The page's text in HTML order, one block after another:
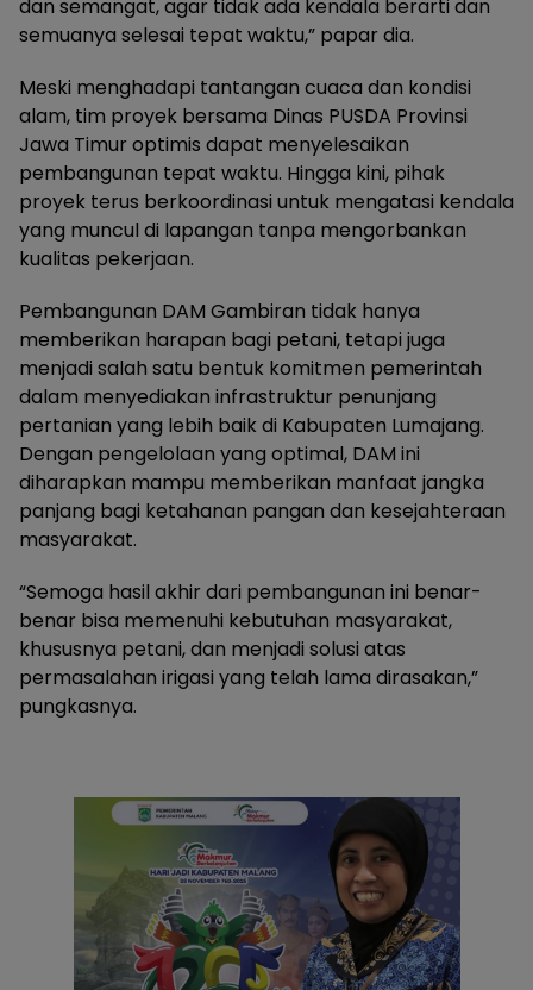
dan semangat, agar tidak ada kendala berarti dan
semuanya selesai tepat waktu,” papar dia.
Meski menghadapi tantangan cuaca dan kondisi
alam, tim proyek bersama Dinas PUSDA Provinsi
Jawa Timur optimis dapat menyelesaikan
pembangunan tepat waktu. Hingga kini, pihak
proyek terus berkoordinasi untuk mengatasi kendala
yang muncul di lapangan tanpa mengorbankan
kualitas pekerjaan.
Pembangunan DAM Gambiran tidak hanya
memberikan harapan bagi petani, tetapi juga
menjadi salah satu bentuk komitmen pemerintah
dalam menyediakan infrastruktur penunjang
pertanian yang lebih baik di Kabupaten Lumajang.
Dengan pengelolaan yang optimal, DAM ini
diharapkan mampu memberikan manfaat jangka
panjang bagi ketahanan pangan dan kesejahteraan
masyarakat.
“Semoga hasil akhir dari pembangunan ini benar-
benar bisa memenuhi kebutuhan masyarakat,
khususnya petani, dan menjadi solusi atas
permasalahan irigasi yang telah lama dirasakan,”
pungkasnya.